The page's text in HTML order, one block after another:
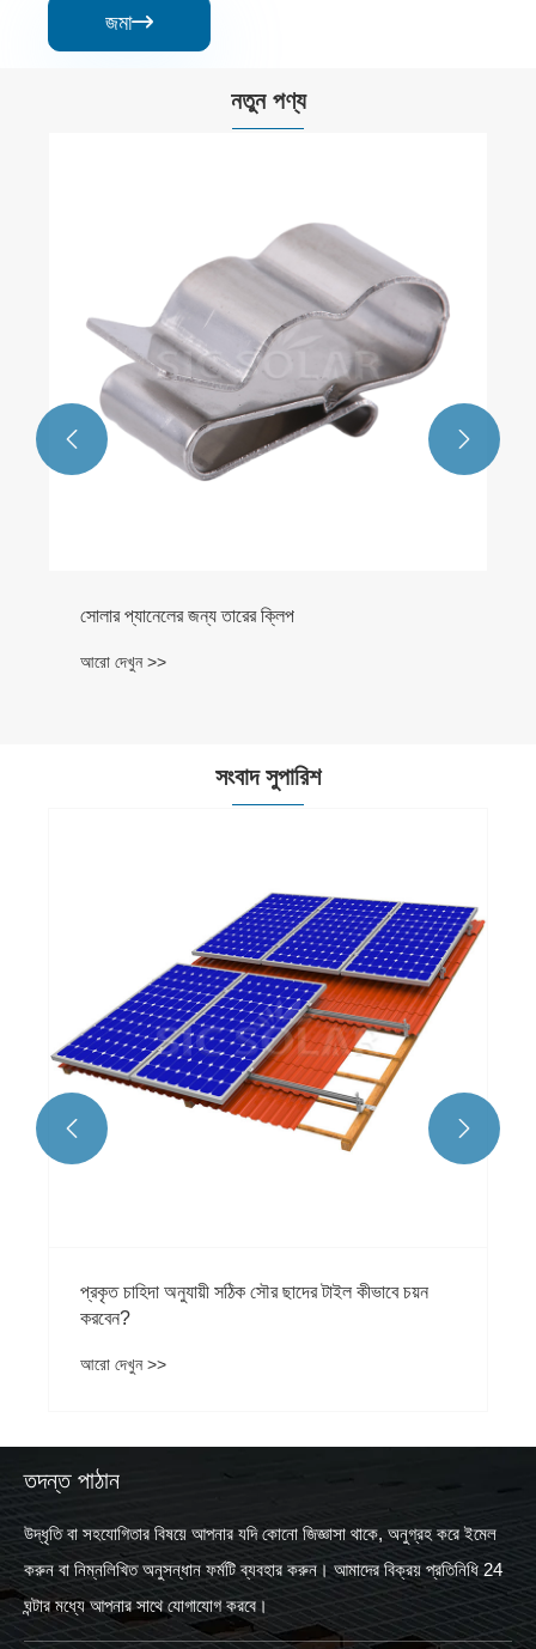
জমা
নতুন পণ্য
আরো দেখুন >>
 
সংবাদ সুপারিশ
 
তদন্ত পাঠান
উদ্ধৃতি বা সহযোগিতার বিষয়ে আপনার যদি কোনো জিজ্ঞাসা থাকে, অনুগ্রহ করে ইমেল
করুন বা নিম্নলিখিত অনুসন্ধান ফর্মটি ব্যবহার করুন। আমাদের বিক্রয় প্রতিনিধি 24
ঘন্টার মধ্যে আপনার সাথে যোগাযোগ করবে।